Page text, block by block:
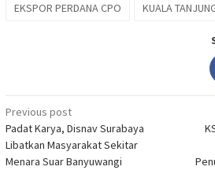
EKSPOR PERDANA CPO KUALA
Post
navigation
Previous post
Padat Karya, Disnav Surabaya
Libatkan Masyarakat Sekitar
Menara Suar Banyuwangi